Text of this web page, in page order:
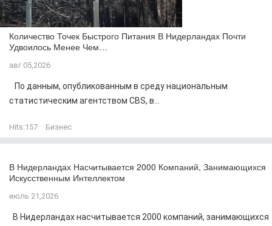
Количество Точек Быстрого Питания В Нидерландах Почти
Удвоилось Менее Чем…
авг 05,2026
По данным, опубликованным в среду национальным
статистическим агентством CBS, в...
Hits:157 Бизнес
В Нидерландах Насчитывается 2000 Компаний, Занимающихся
Искусственным Интеллектом
июль 21,2026
В Нидерландах насчитывается 2000 компаний, занимающихся